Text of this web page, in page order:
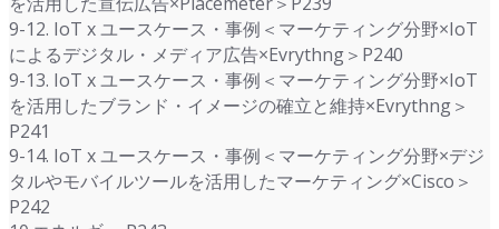
9-12. IoT x ユースケース・事例＜マーケティング分野×IoT
によるデジタル・メディア広告×Evrythng＞P240
9-13. IoT x ユースケース・事例＜マーケティング分野×IoT
を活用したブランド・イメージの確立と維持×Evrythng＞
P241
9-14. IoT x ユースケース・事例＜マーケティング分野×デジ
タルやモバイルツールを活用したマーケティング×Cisco＞
P242